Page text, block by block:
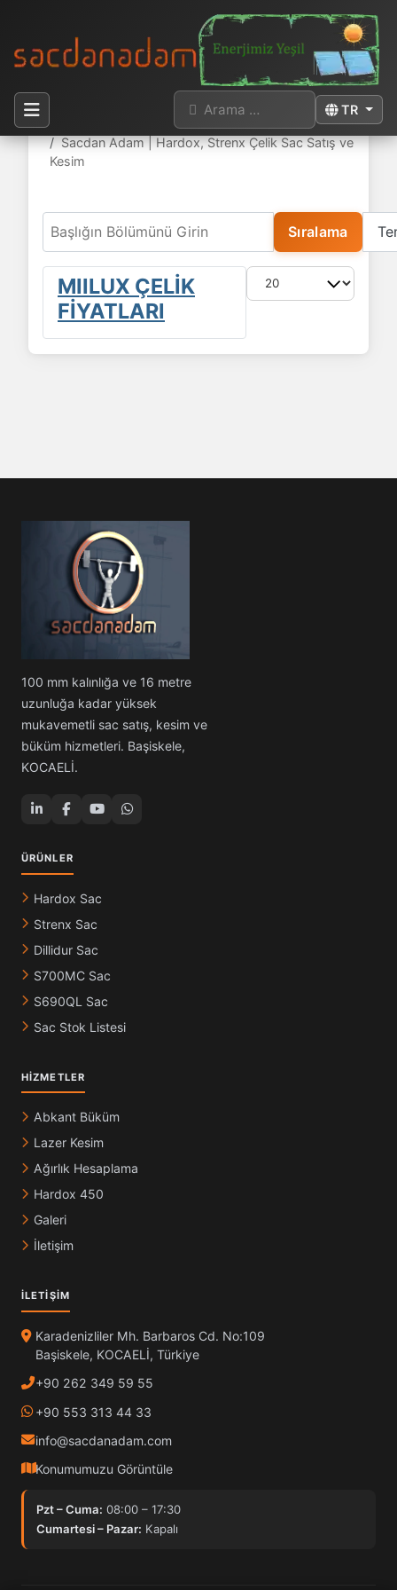
Dilinizi seçin
TR
Arama
Buradasınız:
Sacdan Adam | Hardox, Strenx Çelik Sac Satış ve
Kesim
Sıralama
Göster #
MIILUX ÇELİK
FİYATLARI
100 mm kalınlığa ve 16 metre
uzunluğa kadar yüksek
mukavemetli sac satış, kesim ve
büküm hizmetleri. Başiskele,
KOCAELİ.
ÜRÜNLER
Hardox Sac
Strenx Sac
Dillidur Sac
S700MC Sac
S690QL Sac
Sac Stok Listesi
HIZMETLER
Abkant Büküm
Lazer Kesim
Ağırlık Hesaplama
Hardox 450
Galeri
İletişim
İLETIŞIM
Karadenizliler Mh. Barbaros Cd. No:109
Başiskele, KOCAELİ, Türkiye
+90 262 349 59 55
+90 553 313 44 33
info@sacdanadam.com
Konumumuzu Görüntüle
Pzt – Cuma: 08:00 – 17:30
Cumartesi – Pazar: Kapalı